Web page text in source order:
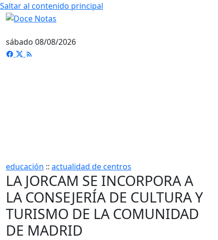
Saltar al contenido principal
sábado 08/08/2026
educación :: actualidad de centros
LA JORCAM SE INCORPORA A
LA CONSEJERÍA DE CULTURA Y
TURISMO DE LA COMUNIDAD
DE MADRID